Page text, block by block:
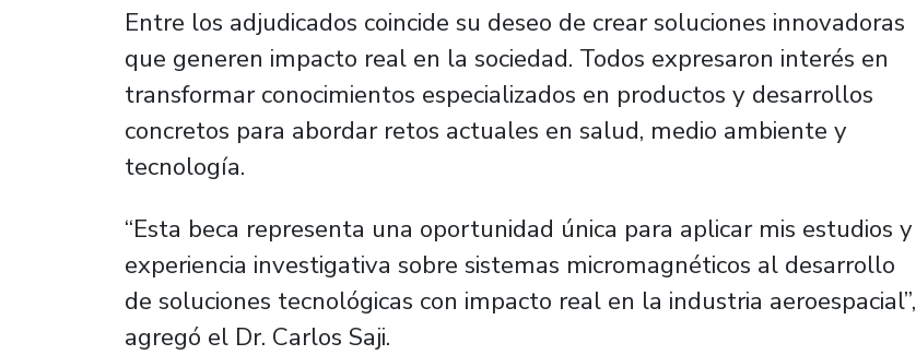
Entre los adjudicados coincide su deseo de crear soluciones innovadoras
que generen impacto real en la sociedad. Todos expresaron interés en
transformar conocimientos especializados en productos y desarrollos
concretos para abordar retos actuales en salud, medio ambiente y
tecnología.
“Esta beca representa una oportunidad única para aplicar mis estudios y
experiencia investigativa sobre sistemas micromagnéticos al desarrollo
de soluciones tecnológicas con impacto real en la industria aeroespacial”,
agregó el Dr. Carlos Saji.